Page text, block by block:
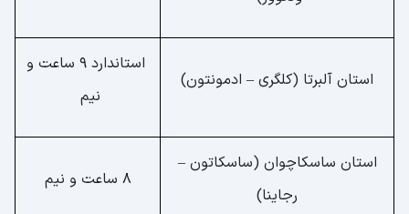
استان آلبرتا (کلگری – ادمونتون)
استاندارد 9 ساعت و
نیم
استان ساسکاچوان (ساسکاتون –
رجاینا)
8 ساعت و نیم